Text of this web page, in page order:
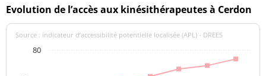
Evolution de l’accès aux kinésithérapeutes à Cerdon
Source : indicateur d’accessibilité potentielle localisée (APL) - DREES
80